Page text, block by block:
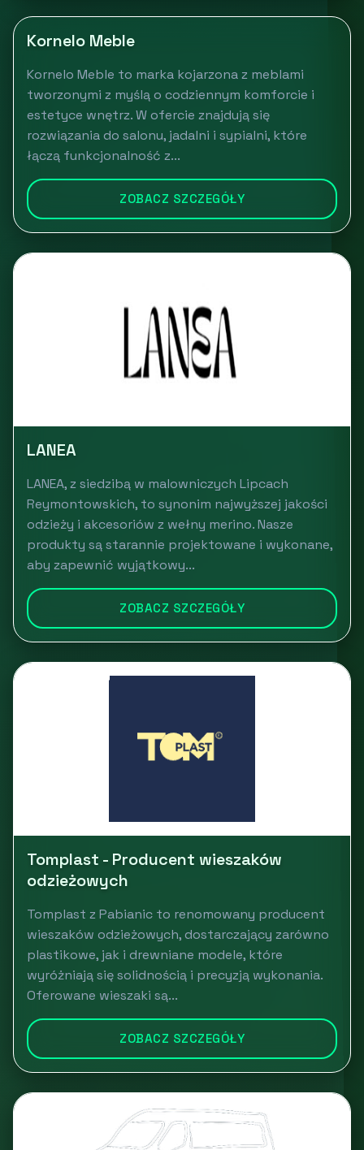
Kornelo Meble
Kornelo Meble to marka kojarzona z meblami
tworzonymi z myślą o codziennym komforcie i
estetyce wnętrz. W ofercie znajdują się
rozwiązania do salonu, jadalni i sypialni, które
łączą funkcjonalność z...
ZOBACZ SZCZEGÓŁY
LANEA
LANEA, z siedzibą w malowniczych Lipcach
Reymontowskich, to synonim najwyższej jakości
odzieży i akcesoriów z wełny merino. Nasze
produkty są starannie projektowane i wykonane,
aby zapewnić wyjątkowy...
ZOBACZ SZCZEGÓŁY
Tomplast - Producent wieszaków
odzieżowych
Tomplast z Pabianic to renomowany producent
wieszaków odzieżowych, dostarczający zarówno
plastikowe, jak i drewniane modele, które
wyróżniają się solidnością i precyzją wykonania.
Oferowane wieszaki są...
ZOBACZ SZCZEGÓŁY